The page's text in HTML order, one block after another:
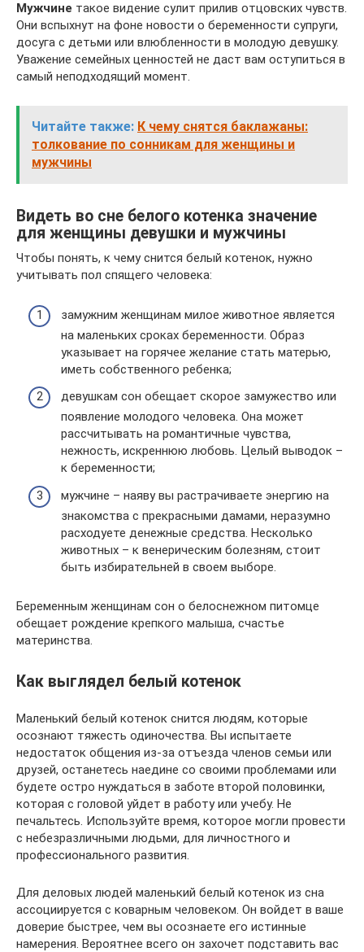
Мужчине такое видение сулит прилив отцовских чувств.
Они вспыхнут на фоне новости о беременности супруги,
досуга с детьми или влюбленности в молодую девушку.
Уважение семейных ценностей не даст вам оступиться в
самый неподходящий момент.
Читайте также: К чему снятся баклажаны:
толкование по сонникам для женщины и
мужчины
Видеть во сне белого котенка значение
для женщины девушки и мужчины
Чтобы понять, к чему снится белый котенок, нужно
учитывать пол спящего человека:
замужним женщинам милое животное является
на маленьких сроках беременности. Образ
указывает на горячее желание стать матерью,
иметь собственного ребенка;
девушкам сон обещает скорое замужество или
появление молодого человека. Она может
рассчитывать на романтичные чувства,
нежность, искреннюю любовь. Целый выводок –
к беременности;
мужчине – наяву вы растрачиваете энергию на
знакомства с прекрасными дамами, неразумно
расходуете денежные средства. Несколько
животных – к венерическим болезням, стоит
быть избирательней в своем выборе.
Беременным женщинам сон о белоснежном питомце
обещает рождение крепкого малыша, счастье
материнства.
Как выглядел белый котенок
Маленький белый котенок снится людям, которые
осознают тяжесть одиночества. Вы испытаете
недостаток общения из-за отъезда членов семьи или
друзей, останетесь наедине со своими проблемами или
будете остро нуждаться в заботе второй половинки,
которая с головой уйдет в работу или учебу. Не
печальтесь. Используйте время, которое могли провести
с небезразличными людьми, для личностного и
профессионального развития.
Для деловых людей маленький белый котенок из сна
ассоциируется с коварным человеком. Он войдет в ваше
доверие быстрее, чем вы осознаете его истинные
намерения. Вероятнее всего он захочет подставить вас